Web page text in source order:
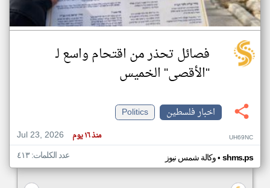
فصائل تحذر من اقتحام واسع لـ
"الأقصى" الخميس
اخبار فلسطين
Politics
Jul 23, 2026
منذ ١٦ يوم UH69NC
وكالة شمس نيوز• shms.ps عدد الكلمات: ٤١٣